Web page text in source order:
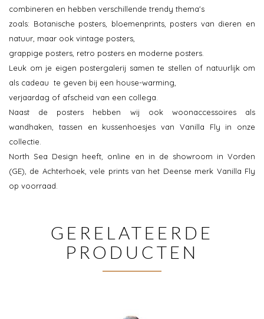
combineren en hebben verschillende trendy thema's
zoals: Botanische posters, bloemenprints, posters van dieren en
natuur, maar ook vintage posters,
grappige posters, retro posters en moderne posters.
Leuk om je eigen postergalerij samen te stellen of natuurlijk om
als cadeau te geven bij een house-warming,
verjaardag of afscheid van een collega.
Naast de posters hebben wij ook woonaccessoires als
wandhaken, tassen en kussenhoesjes van Vanilla Fly in onze
collectie.
North Sea Design heeft, online en in de showroom in Vorden
(GE), de Achterhoek, vele prints van het Deense merk Vanilla Fly
op voorraad.
GERELATEERDE
PRODUCTEN